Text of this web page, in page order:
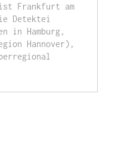
Frankfurt am
Detektei
in Hamburg,
Hannover),